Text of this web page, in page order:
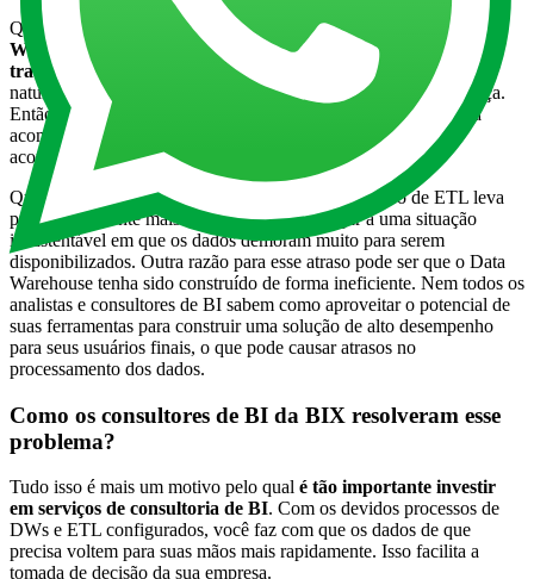
Quanto ao segundo exemplo,
a mera existência de um Data
Warehouse não é suficiente para garantir que os dados serão
tratados em tempo adequado. Quando as empresas crescem, é
natural que o volume de dados que elas produzem também cresça.
Então, investimentos em novos hardwares são necessários para
acompanhar esse volume, mas não é incomum que isso não
aconteça.
Quando essa situação ocorre, cada etapa do processo de ETL leva
progressivamente mais tempo, podendo chegar a uma situação
insustentável em que os dados demoram muito para serem
disponibilizados. Outra razão para esse atraso pode ser que o Data
Warehouse tenha sido construído de forma ineficiente. Nem todos os
analistas e consultores de BI sabem como aproveitar o potencial de
suas ferramentas para construir uma solução de alto desempenho
para seus usuários finais, o que pode causar atrasos no
processamento dos dados.
Como os consultores de BI da BIX resolveram esse
problema?
Tudo isso é mais um motivo pelo qual é tão importante investir
em serviços de consultoria de BI. Com os devidos processos de
DWs e ETL configurados, você faz com que os dados de que
precisa voltem para suas mãos mais rapidamente. Isso facilita a
tomada de decisão da sua empresa.